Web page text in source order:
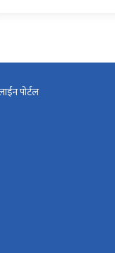
पोर्टल